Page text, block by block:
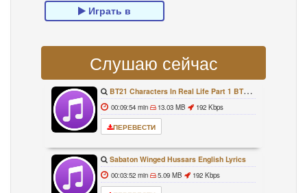
Играть в
Слушаю сейчас
BT21 Characters In Real Life Part 1 BTS AND BT21 방탄소년단 BT21 BT21아가들은 아빠조아 따라쟁이들 BTS Vs BT21
00:09:54 min 13.03 MB 192 Kbps
ПЕРЕВЕСТИ
Sabaton Winged Hussars English Lyrics
00:03:52 min 5.09 MB 192 Kbps